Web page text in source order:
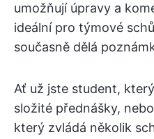
umožňují úpravy a
ideální pro týmové
současně dělá
Ať už jste student,
složité přednášky,
který zvládá několik